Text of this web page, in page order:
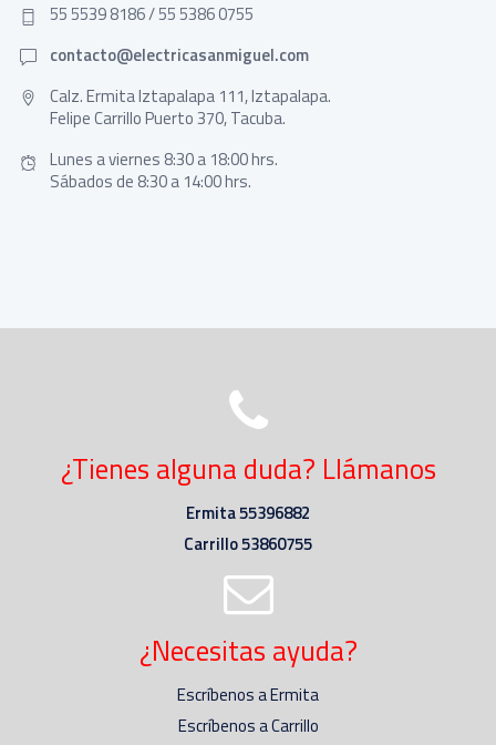
55 5539 8186 / 55 5386 0755
contacto@electricasanmiguel.com
Calz. Ermita Iztapalapa 111, Iztapalapa.
Felipe Carrillo Puerto 370, Tacuba.
Lunes a viernes 8:30 a 18:00 hrs.
Sábados de 8:30 a 14:00 hrs.
¿Tienes alguna duda? Llámanos
Ermita 55396882
Carrillo 53860755
¿Necesitas ayuda?
Escríbenos a Ermita
Escríbenos a Carrillo